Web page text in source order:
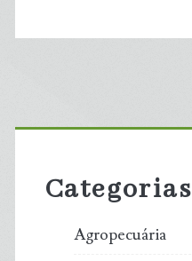
Primary
Sidebar
Categorias
Agropecuária